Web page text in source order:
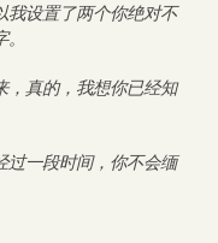
我设置了两个你绝对不
，真的，我想你已经知
过一段时间，你不会缅